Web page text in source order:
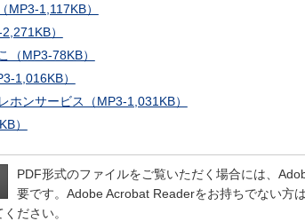
MP3-1,117KB）
）
（MP3-78KB）
1,016KB）
ホンサービス（MP3-1,031KB）
）
PDF形式のファイルをご覧いただく場合には、
要です。Adobe Acrobat Readerをお持ちでない方
ださい。